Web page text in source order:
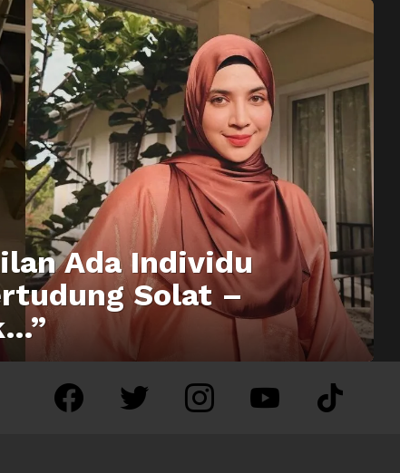
Ada Individu
Solat –
facebook twitter instagram youtube tiktok